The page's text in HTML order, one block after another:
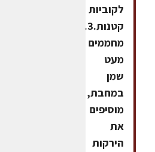
לקוביות
קטנות.3.
מחממים
מעט
שמן
במחבת,
מוסיפים
את
הירקות